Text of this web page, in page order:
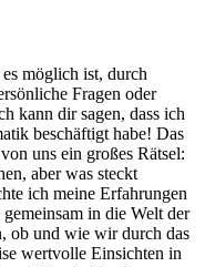
‌möglich ist,⁢ durch
⁢Fragen oder
kann dir sagen, dass ich
beschäftigt habe! Das
uns ein großes Rätsel:
aber was steckt
⁢ich ⁢meine Erfahrungen
in die Welt der
ob und wie wir durch ⁢das
wertvolle Einsichten in